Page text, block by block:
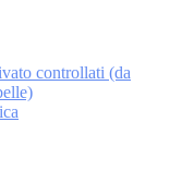
controllati (da